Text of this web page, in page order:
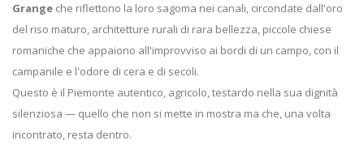
Grange che riflettono la loro sagoma nei canali, circondate dall'oro
del riso maturo, architetture rurali di rara bellezza, piccole chiese
romaniche che appaiono all'improvviso ai bordi di un campo, con il
campanile e l'odore di cera e di secoli.
Questo è il Piemonte autentico, agricolo, testardo nella sua dignità
silenziosa — quello che non si mette in mostra ma che, una volta
incontrato, resta dentro.